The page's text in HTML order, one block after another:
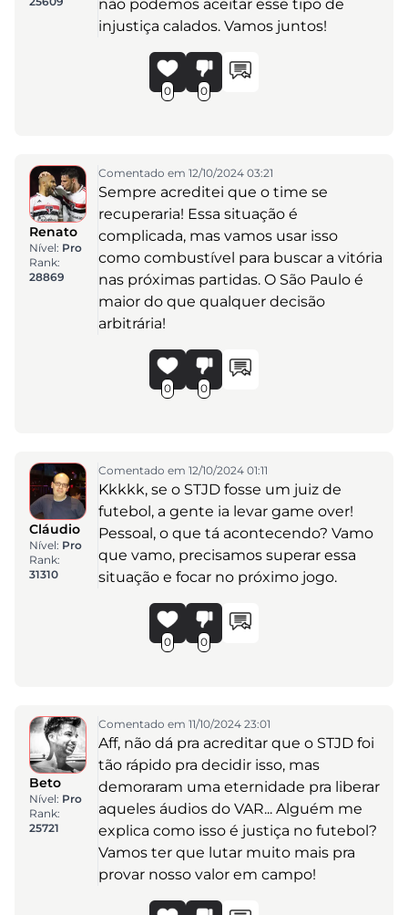
não podemos aceitar esse tipo de
injustiça calados. Vamos juntos!
0 0
Renato
Nível: Pro
Rank:
28869
Comentado em 12/10/2024 03:21
Sempre acreditei que o time se
recuperaria! Essa situação é
complicada, mas vamos usar isso
como combustível para buscar a vitória
nas próximas partidas. O São Paulo é
maior do que qualquer decisão
arbitrária!
0 0
Cláudio
Nível: Pro
Rank:
31310
Comentado em 12/10/2024 01:11
Kkkkk, se o STJD fosse um juiz de
futebol, a gente ia levar game over!
Pessoal, o que tá acontecendo? Vamo
que vamo, precisamos superar essa
situação e focar no próximo jogo.
0 0
Beto
Nível: Pro
Rank:
25721
Comentado em 11/10/2024 23:01
Aff, não dá pra acreditar que o STJD foi
tão rápido pra decidir isso, mas
demoraram uma eternidade pra liberar
aqueles áudios do VAR... Alguém me
explica como isso é justiça no futebol?
Vamos ter que lutar muito mais pra
provar nosso valor em campo!